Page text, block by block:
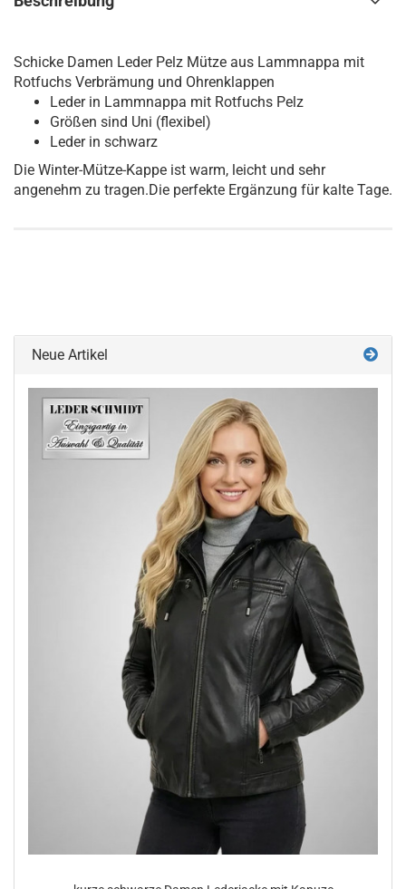
Schicke Damen Leder Pelz Mütze aus Lammnappa mit
Rotfuchs Verbrämung und Ohrenklappen
Leder in Lammnappa mit Rotfuchs Pelz
Größen sind Uni (flexibel)
Leder in schwarz
Die Winter-Mütze-Kappe ist warm, leicht und sehr
angenehm zu tragen.Die perfekte Ergänzung für kalte Tage.
Neue Artikel